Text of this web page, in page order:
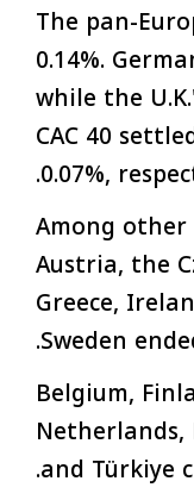
The pan-
0.14%.
while the
CAC 40
0.07%,
Among
Austria, the
Greece,
Sweden
Belgium,
Netherlands,
and Türkiye